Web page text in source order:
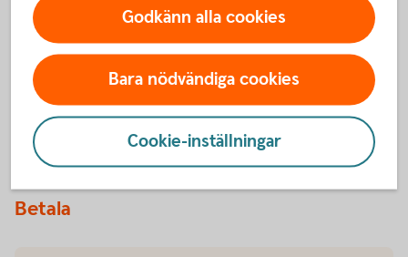
Frågor och svar om ISO 20022
Betala
Godkänn alla cookies
Bara nödvändiga cookies
Cookie-inställningar